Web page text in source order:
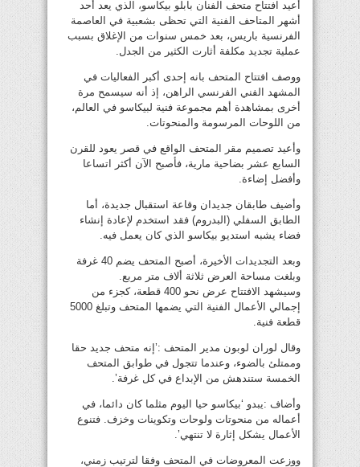
أعيد افتتاح متحف الفنان بابلو بيكاسو، الذي يعد أحد
أشهر المتاحف الفنية التي تحظى بشعبية في العاصمة
الفرنسية باريس، بعد خمس سنوات من الإغلاق بسبب
عملية تجديد مكلفة أثارت الكثير من الجدل.
ووصف افتتاح المتحف بانه إحدى أكبر الفعاليات في
المشهد الفني الفرنسي الراهن، إذ أنه سيسمح مرة
أخرى بمشاهدة أهم مجموعة فنية لبيكاسو في العالم،
من اللوحات المرسومة والمنحوتات.
وأعيد تصميم مقر المتحف الواقع في قصر يعود للقرن
السابع عشر بضاحية مارية، فأصبح الآن أكثر اتساعا
وأفضل إضاءة.
وأضيف طابقان جديدان وقاعة استقبال جديدة، أما
الطابق السفلي (البدروم) فقد استخدم لإعادة إنشاء
فضاء يشبه استديو بيكاسو الذي كان يعمل فيه.
وبعد التجديدات الأخيرة، أصبح المتحف يضم 40 غرفة
وبلغت مساحة العرض ثلاثة ألاف متر مربع.
وسيشهد الافتتاح عرض نحو 400 قطعة، كجزء من
إجمالي الأعمال الفنية التي يضمها المتحف وتبلغ 5000
قطعة فنية.
وقال لوران لوبون مدير المتحف :’إنه متحف جديد حقا
وممتلئ بالضوء، وعندما تتجول في طوابق المتحف
الخمسة ستندهش من الإبداع في كل غرفة’.
وأضاف :يبدو ‘بيكاسو حيا اليوم مثلما كان دائما، في
أعماله من منحوتات ولوحات وتكوينات وخزف. فتنوع
الأعمال يشكل إثارة لا تنتهي’.
ووزعت المعروضات في المتحف وفقا لترتيب زمني،